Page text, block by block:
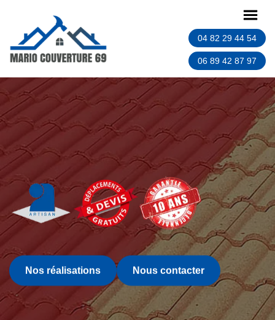
04 82 29 44 54
06 89 42 87 97
Nos réalisations Nous contacter